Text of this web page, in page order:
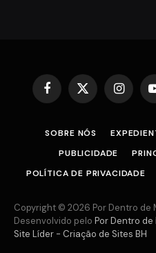
Facebook
X
(Twitter)
SOBRE NÓS
PUBLICIDADE
POLÍTICA DE PRIVACIDADE
Copyright © 2026 Por Dentro de
Desenvolvido pelo Por Dentro de
Site Líder - Criação de Sites BH